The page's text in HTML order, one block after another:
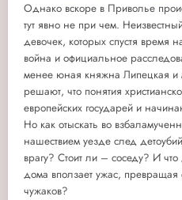
Однако вскоре в Приволье
тут явно не при чем.
девочек, которых спустя время
война и официальное
менее юная княжна Липецкая и
решают, что понятия
европейских государей и
Но как отыскать во
нашествием уезде след
врагу? Стоит ли – соседу? И
дома вползает ужас,
чужаков?